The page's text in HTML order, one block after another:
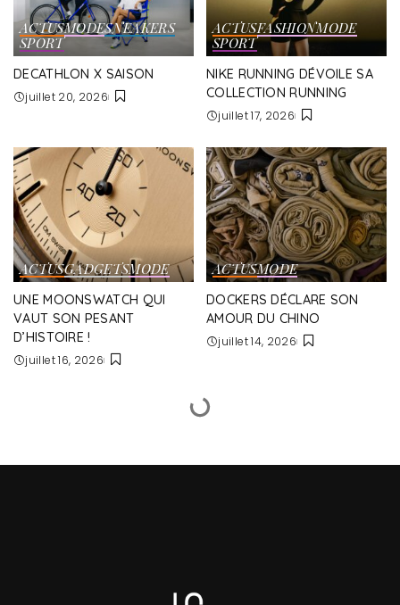
ACTUSMODESNEAKERS
SPORT
DECATHLON X SAISON
juillet 20, 2026
ACTUSFASHIONMODE
SPORT
NIKE RUNNING DÉVOILE SA
COLLECTION RUNNING
juillet 17, 2026
ACTUSGADGETSMODE
UNE MOONSWATCH QUI
VAUT SON PESANT
D’HISTOIRE !
juillet 16, 2026
ACTUSMODE
DOCKERS DÉCLARE SON
AMOUR DU CHINO
juillet 14, 2026